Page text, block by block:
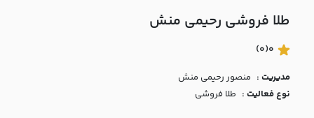
با ما
مقالات
طلا فروشی رحيمي منش
0
(0)
مدیریت : منصور رحيمي منش
نوع فعالیت : طلا فروشی